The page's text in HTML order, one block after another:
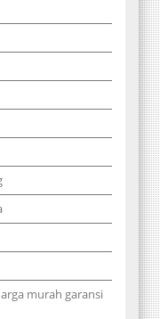
murah garansi